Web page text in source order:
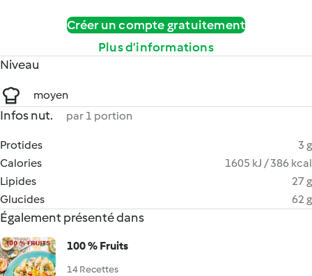
Créer un compte gratuitement
Plus d’informations
Niveau
moyen
Infos nut. par 1 portion
Protides
3 g
Calories
1605 kJ / 386 kcal
Lipides
27 g
Glucides
62 g
Également présenté dans
100 % Fruits
14 Recettes